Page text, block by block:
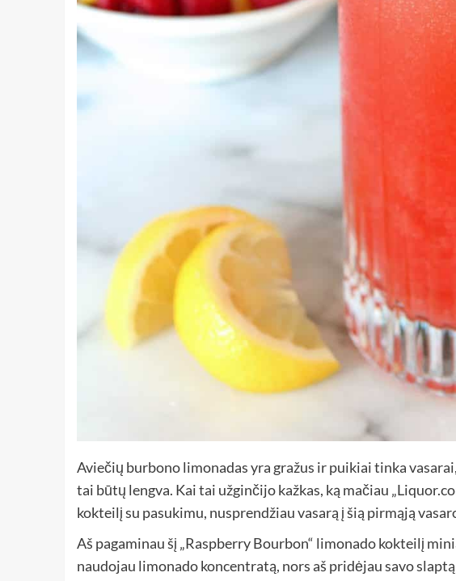
Aviečių burbono limonadas yra gražus ir puikiai tinka
tai būtų lengva. Kai tai užginčijo kažkas, ką mačiau
kokteilį su pasukimu, nusprendžiau vasarą į šią pirmąją
Aš pagaminau šį „Raspberry Bourbon“ limonado kokteilį
naudojau limonado koncentratą, nors aš pridėjau savo